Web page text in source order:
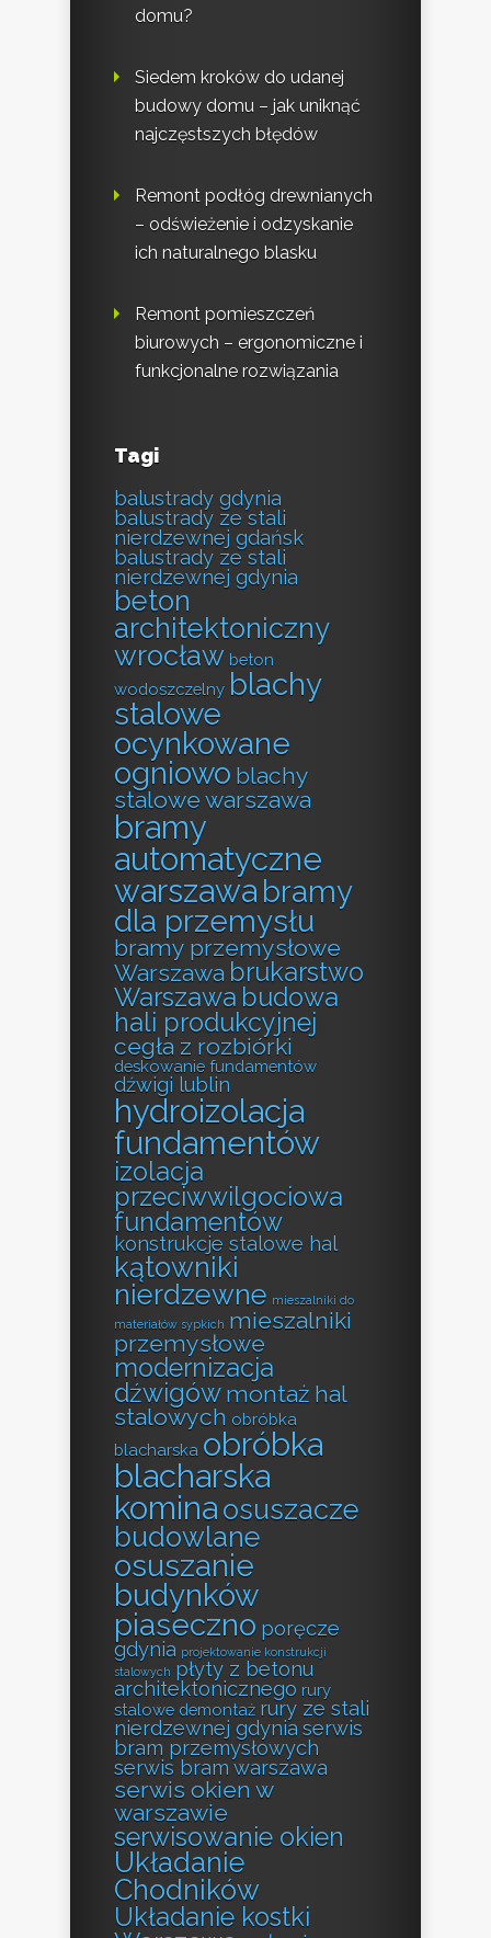
domu?
Siedem kroków do udanej
budowy domu – jak uniknąć
najczęstszych błędów
Remont podłóg drewnianych
– odświeżenie i odzyskanie
ich naturalnego blasku
Remont pomieszczeń
biurowych – ergonomiczne i
funkcjonalne rozwiązania
Tagi
balustrady gdynia
balustrady ze stali
nierdzewnej gdańsk
balustrady ze stali
nierdzewnej gdynia
beton
architektoniczny
wrocław beton
wodoszczelny blachy
stalowe
ocynkowane
ogniowo blachy
stalowe warszawa
bramy
automatyczne
warszawa bramy
dla przemysłu
bramy przemysłowe
Warszawa brukarstwo
Warszawa budowa
hali produkcyjnej
cegła z rozbiórki
deskowanie fundamentów
dźwigi lublin
hydroizolacja
fundamentów
izolacja
przeciwwilgociowa
fundamentów
konstrukcje stalowe hal
kątowniki
nierdzewne mieszalniki do
materiałów sypkich mieszalniki
przemysłowe
modernizacja
dźwigów montaż hal
stalowych obróbka
blacharska obróbka
blacharska
komina osuszacze
budowlane
osuszanie
budynków
piaseczno poręcze
gdynia projektowanie konstrukcji
stalowych płyty z betonu
architektonicznego rury
stalowe demontaż rury ze stali
nierdzewnej gdynia serwis
bram przemysłowych
serwis bram warszawa
serwis okien w
warszawie
serwisowanie okien
Układanie
Chodników
Układanie kostki